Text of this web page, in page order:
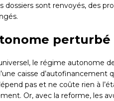
dossiers sont renvoyés, des
perturbé
le régime autonome
caisse d’autofinancement
pas et ne coûte rien à
Or, avec la reforme, les